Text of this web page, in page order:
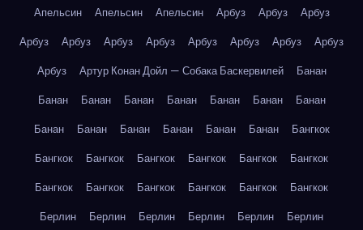
Апельсин
Апельсин Апельсин Арбуз Арбуз
Арбуз
Арбуз
Арбуз Арбуз Арбуз Арбуз Арбуз Арбуз
Арбуз
Арбуз
Артур Конан Дойл — Собака Баскервилей
Банан
Банан
Банан Банан Банан Банан Банан
Банан
Банан
Банан Банан Банан Банан Банан
Бангкок
Бангкок
Бангкок Бангкок Бангкок Бангкок
Бангкок
Бангкок
Бангкок Бангкок Бангкок Бангкок
Бангкок
Берлин
Берлин Берлин Берлин Берлин Берлин